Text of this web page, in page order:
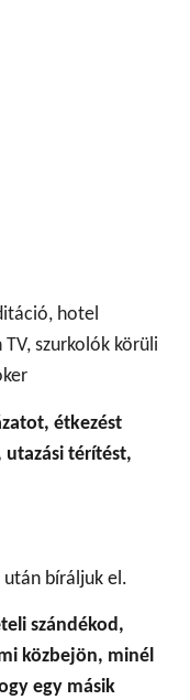
hotel
szurkolók körüli
étkezést
utazási térítést,
bíráljuk el.
szándékod,
közbejön, minél
egy másik